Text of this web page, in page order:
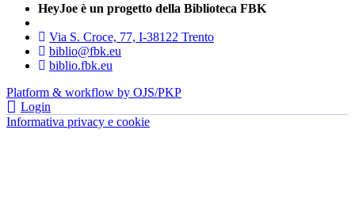
HeyJoe è un progetto della Biblioteca FBK
Via S. Croce, 77, I-38122 Trento
biblio@fbk.eu
biblio.fbk.eu
Platform & workflow by OJS/PKP
Login
Informativa privacy e cookie